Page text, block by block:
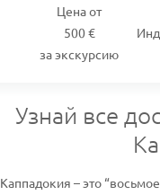
Цена от
500 €
за экскурсию
Узнай все
Каппадокия – это